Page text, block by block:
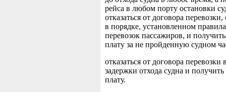
рейса в любом порту остановки
отказаться от договора перевозки,
в порядке, установленном
перевозок пассажиров, и
плату за не пройденную судном
отказаться от договора перевозки
задержки отхода судна и
плату.